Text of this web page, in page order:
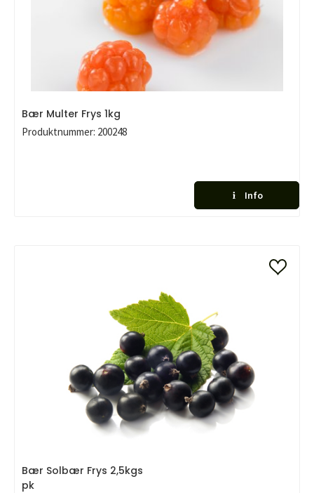
Bær Multer Frys 1kg
Produktnummer: 200248
Info
Bær Solbær Frys 2,5kgs
pk